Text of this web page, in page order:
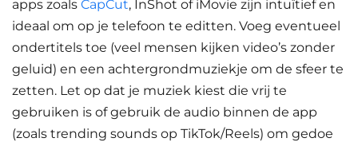
apps zoals CapCut, InShot of iMovie zijn intuïtief en
ideaal om op je telefoon te editten. Voeg eventueel
ondertitels toe (veel mensen kijken video’s zonder
geluid) en een achtergrondmuziekje om de sfeer te
zetten. Let op dat je muziek kiest die vrij te
gebruiken is of gebruik de audio binnen de app
(zoals trending sounds op TikTok/Reels) om gedoe